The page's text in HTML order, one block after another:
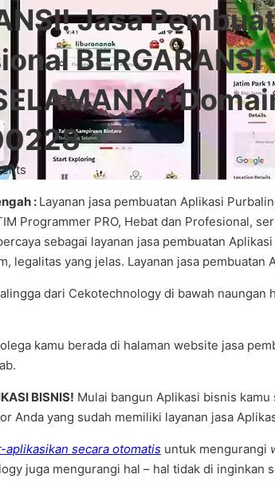
Jasa
BERGARANSI
: Layanan jasa pembuatan Aplikasi
Programmer PRO, Hebat dan Profesional,
sebagai layanan jasa pembuatan
legalitas yang jelas. Layanan jasa
dari Cekotechnology di bawah naungan
kamu berada di halaman website jasa
BISNIS! Mulai bangun Aplikasi bisnis
Anda yang sudah memiliki layanan jasa
aplikasikan secara otomatis untuk mengurangi
juga mengurangi hal – hal tidak di